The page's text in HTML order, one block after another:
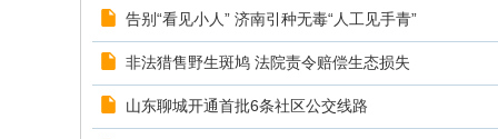
告别“看见小人” 济南引种无毒“人工见手青”
非法猎售野生斑鸠 法院责令赔偿生态损失
山东聊城开通首批6条社区公交线路